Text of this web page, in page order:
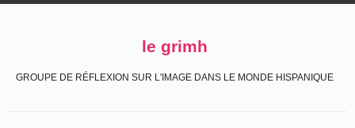
le grimh
GROUPE DE RÉFLEXION SUR L'IMAGE DANS LE MONDE HISPANIQUE